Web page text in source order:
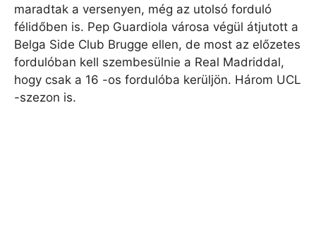
maradtak a versenyen, még az utolsó forduló
félidőben is. Pep Guardiola városa végül átjutott a
Belga Side Club Brugge ellen, de most az előzetes
fordulóban kell szembesülnie a Real Madriddal,
hogy csak a 16 -os fordulóba kerüljön. Három UCL
-szezon is.